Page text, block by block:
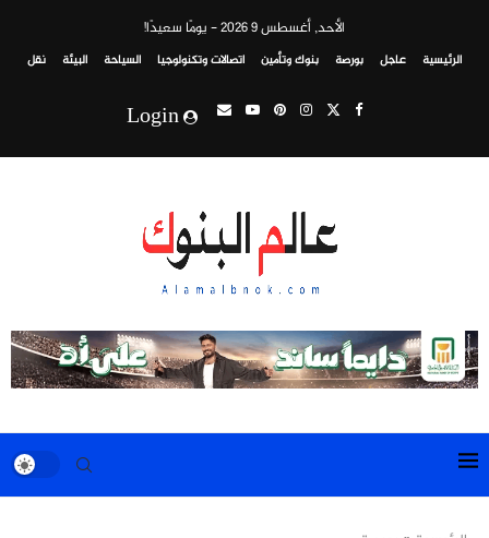
الأحد, أغسطس 9 2026 - يومًا سعيدًا!
الرئيسية عاجل بورصة بنوك وتأمين اتصالات وتكنولوجيا السياحة البيئة نقل
Login